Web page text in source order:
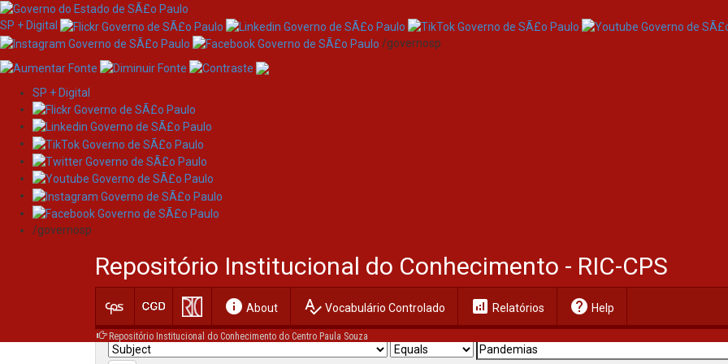
Skip
navigation
SP + Digital
/governosp
SP + Digital
/governosp
Repositório Institucional do Conhecimento - RIC-CPS
info About spellcheck Vocabulário Controlado analytics Relatórios help Help
Repositório Institucional do Conhecimento do Centro Paula Souza
Search
Current filters: